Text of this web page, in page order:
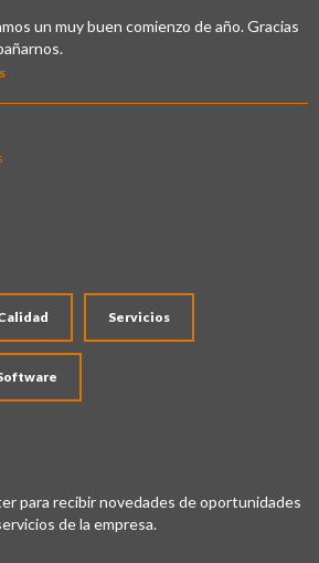
un muy buen comienzo de año. Gracias
Servicios
para recibir novedades de oportunidades
de la empresa.